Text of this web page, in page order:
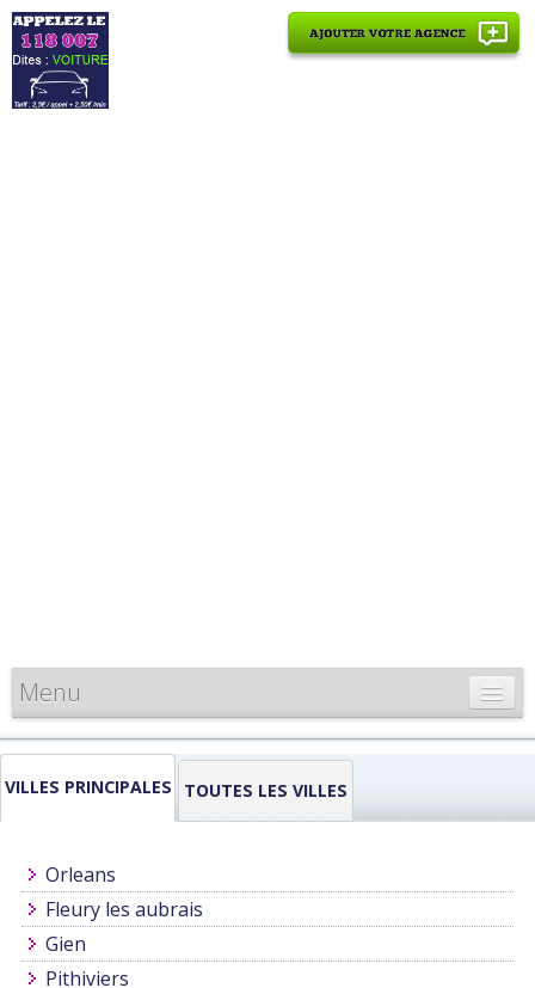
Menu
CARTE DE FRANCE
INFORMATIONS
VILLES PRINCIPALES TOUTES LES VILLES
Orleans
Fleury les aubrais
Gien
Pithiviers